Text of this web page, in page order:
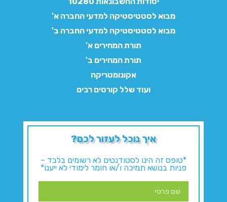
מבוא לסטטיסטיקה למדעי החברה א'
מבוא לסטטיסטיקה למדעי החברה ב'
תורת המחירים א'
תורת המחירים ב'
אקונומטריקה
ועוד שלל קורסים רבים
איך נוכל לעזור לכם?
*טופס זה הינו לסטודנטים לא רשומים בלבד –
פניות בנושא תמיכה ו/או חומר לימודי לא ייענו*